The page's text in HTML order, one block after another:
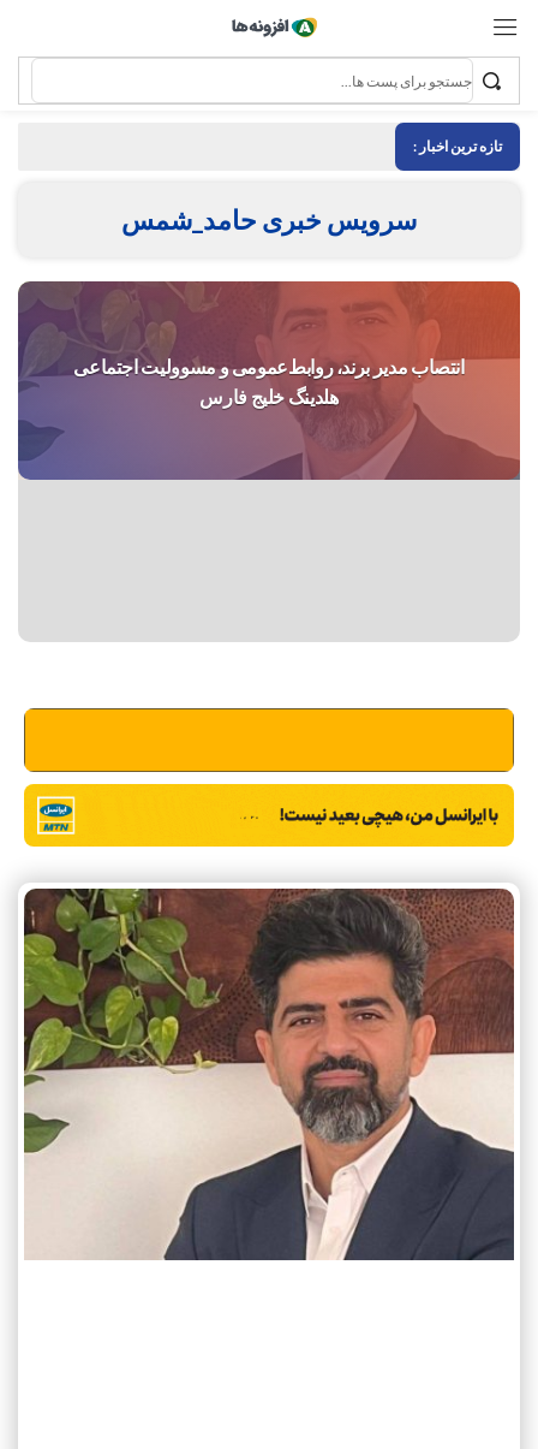
تازه ترین اخبار :
سرویس خبری حامد_شمس
انتصاب مدیر برند، روابط‌عمومی و مسوولیت اجتماعی
هلدینگ خلیج فارس